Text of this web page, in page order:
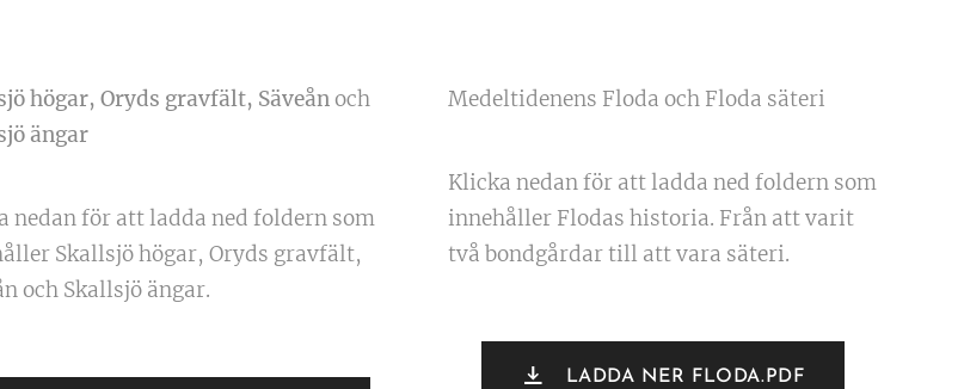
högar, Oryds gravfält, Säveånoch
ängar
nedan för att ladda ned foldern som
Skallsjö högar, Oryds gravfält,
och Skallsjö ängar.
Medeltidenens Floda och Floda säteri
Klicka nedan för att ladda ned foldern som
innehåller Flodas historia. Från att varit
två bondgårdar till att vara säteri.
LADDA NER FLODA.PDF